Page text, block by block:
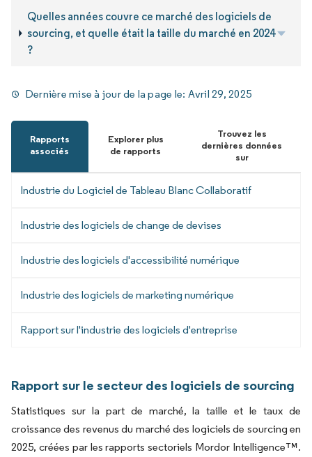
Quelles années couvre ce marché des logiciels de
sourcing, et quelle était la taille du marché en 2024
?
Dernière mise à jour de la page le: Avril 29, 2025
Rapports
associés
Explorer plus
de rapports
Trouvez les
dernières données
sur
Industrie du Logiciel de Tableau Blanc Collaboratif
Industrie des logiciels de change de devises
Industrie des logiciels d'accessibilité numérique
Industrie des logiciels de marketing numérique
Rapport sur l'industrie des logiciels d'entreprise
Rapport sur le secteur des logiciels de sourcing
Statistiques sur la part de marché, la taille et le taux de
croissance des revenus du marché des logiciels de sourcing en
2025, créées par les rapports sectoriels Mordor Intelligence™.